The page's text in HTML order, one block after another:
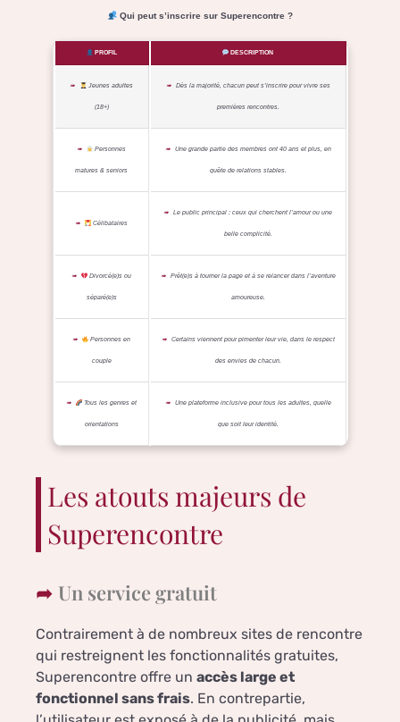
Qui peut s’inscrire sur Superencontre ?
PROFIL DESCRIPTION
Jeunes adultes
(18+)
Dès la majorité, chacun peut s’inscrire pour vivre ses
premières rencontres.
Personnes
matures & seniors
Une grande partie des membres ont 40 ans et plus, en
quête de relations stables.
Célibataires
Le public principal : ceux qui cherchent l’amour ou une
belle complicité.
Divorcé(e)s ou
séparé(e)s
Prêt(e)s à tourner la page et à se relancer dans l’aventure
amoureuse.
Personnes en
couple
Certains viennent pour pimenter leur vie, dans le respect
des envies de chacun.
Tous les genres et
orientations
Une plateforme inclusive pour tous les adultes, quelle
que soit leur identité.
Les atouts majeurs de
Superencontre
Un service gratuit
Contrairement à de nombreux sites de rencontre
qui restreignent les fonctionnalités gratuites,
Superencontre offre un accès large et
fonctionnel sans frais. En contrepartie,